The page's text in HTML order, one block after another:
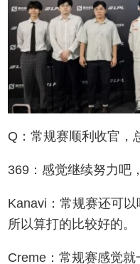
Q：常规赛顺利收官，
369：感觉继续努力吧
Kanavi：常规赛还可以
所以算打的比较好的。
Creme：常规赛感觉就